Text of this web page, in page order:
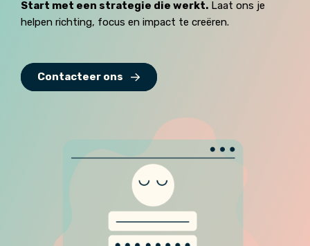
Start met een strategie die werkt. Laat ons je
helpen richting, focus en impact te creëren.
Contacteer ons